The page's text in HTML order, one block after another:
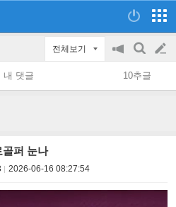
전체보기
공
지
on/off
검
색
글
쓰
내 댓글 10추글
골퍼 눈나
2026-06-16 08:27:54